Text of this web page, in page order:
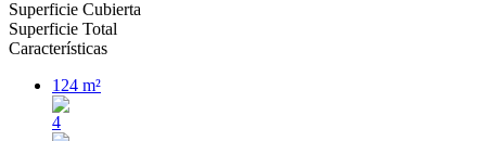
Superficie Cubierta
Superficie Total
Características
124 m²
4